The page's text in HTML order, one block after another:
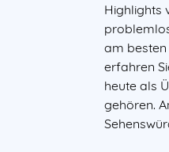
Highlights
am besten
erfahren
heute als
gehören.